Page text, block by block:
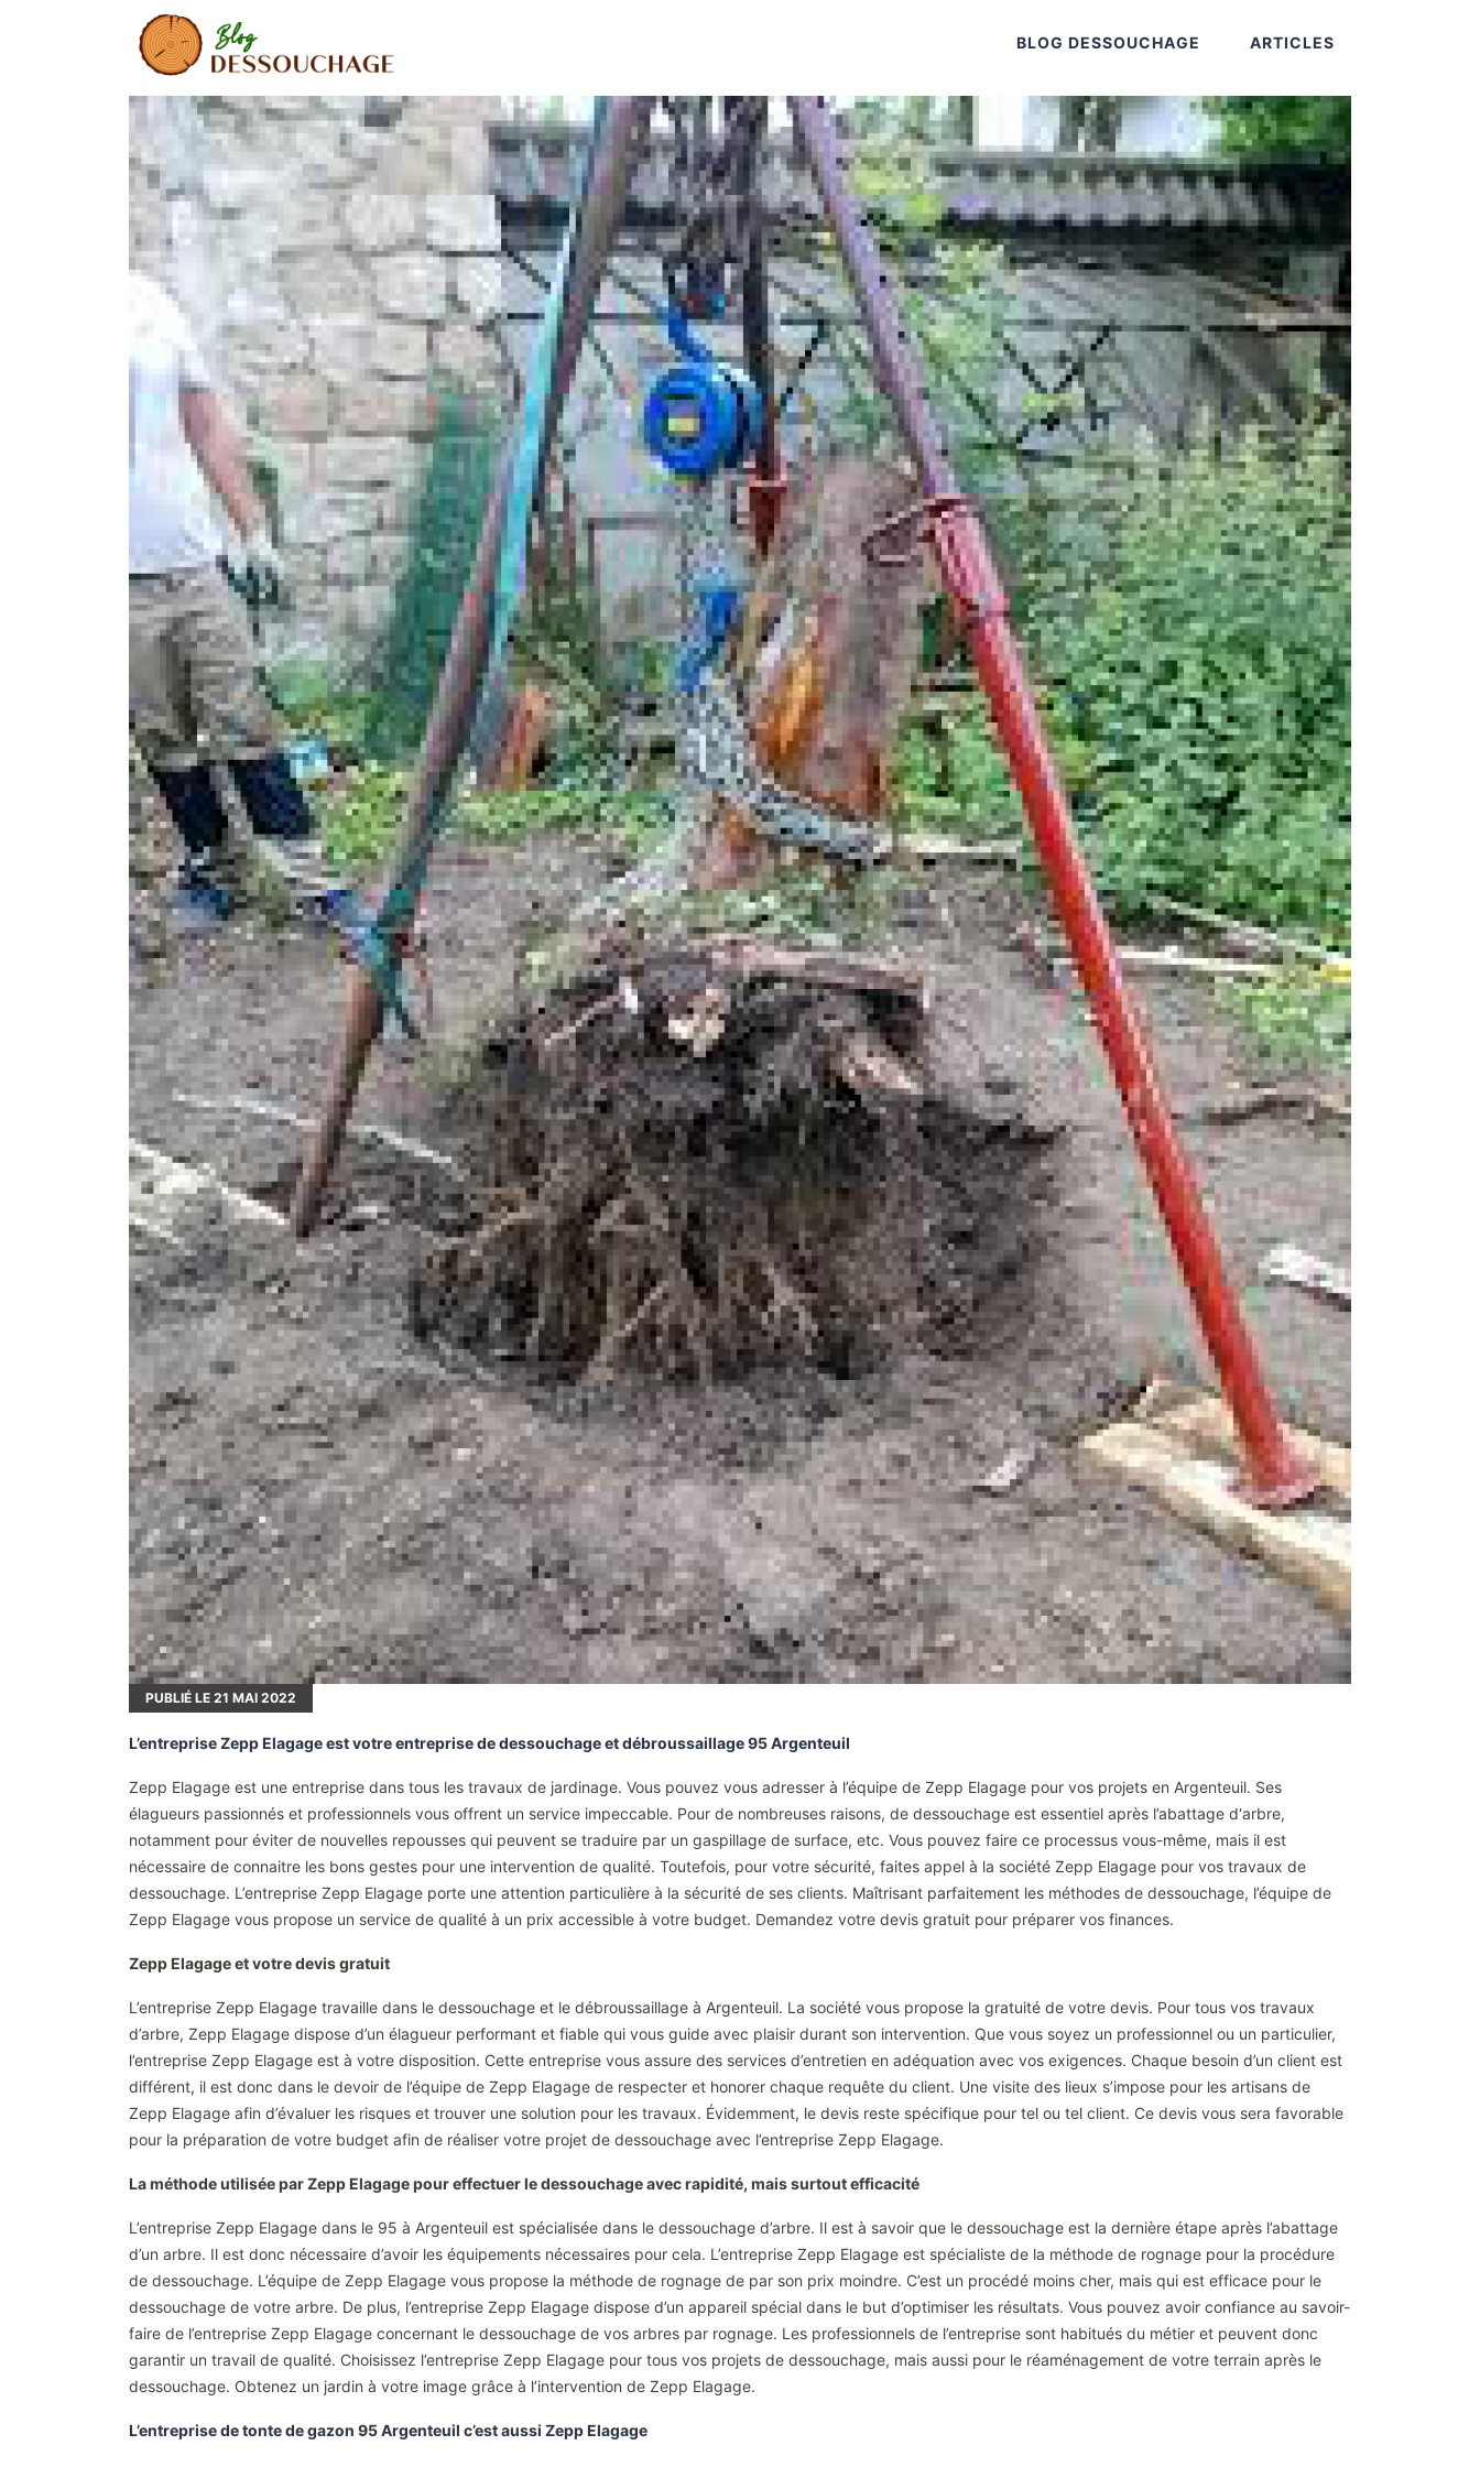
BLOG DESSOUCHAGE ARTICLES
PUBLIÉ LE 21 MAI 2022
L’entreprise Zepp Elagage est votre entreprise de dessouchage et débroussaillage 95 Argenteuil
Zepp Elagage est une entreprise dans tous les travaux de jardinage. Vous pouvez vous adresser à l’équipe de Zepp Elagage pour vos projets en Argenteuil. Ses
élagueurs passionnés et professionnels vous offrent un service impeccable. Pour de nombreuses raisons, de dessouchage est essentiel après l’abattage d‘arbre,
notamment pour éviter de nouvelles repousses qui peuvent se traduire par un gaspillage de surface, etc. Vous pouvez faire ce processus vous-même, mais il est
nécessaire de connaitre les bons gestes pour une intervention de qualité. Toutefois, pour votre sécurité, faites appel à la société Zepp Elagage pour vos travaux de
dessouchage. L’entreprise Zepp Elagage porte une attention particulière à la sécurité de ses clients. Maîtrisant parfaitement les méthodes de dessouchage, l’équipe de
Zepp Elagage vous propose un service de qualité à un prix accessible à votre budget. Demandez votre devis gratuit pour préparer vos finances.
Zepp Elagage et votre devis gratuit
L’entreprise Zepp Elagage travaille dans le dessouchage et le débroussaillage à Argenteuil. La société vous propose la gratuité de votre devis. Pour tous vos travaux
d’arbre, Zepp Elagage dispose d’un élagueur performant et fiable qui vous guide avec plaisir durant son intervention. Que vous soyez un professionnel ou un particulier,
l’entreprise Zepp Elagage est à votre disposition. Cette entreprise vous assure des services d’entretien en adéquation avec vos exigences. Chaque besoin d’un client est
différent, il est donc dans le devoir de l’équipe de Zepp Elagage de respecter et honorer chaque requête du client. Une visite des lieux s’impose pour les artisans de
Zepp Elagage afin d’évaluer les risques et trouver une solution pour les travaux. Évidemment, le devis reste spécifique pour tel ou tel client. Ce devis vous sera favorable
pour la préparation de votre budget afin de réaliser votre projet de dessouchage avec l’entreprise Zepp Elagage.
La méthode utilisée par Zepp Elagage pour effectuer le dessouchage avec rapidité, mais surtout efficacité
L’entreprise Zepp Elagage dans le 95 à Argenteuil est spécialisée dans le dessouchage d’arbre. Il est à savoir que le dessouchage est la dernière étape après l’abattage
d’un arbre. Il est donc nécessaire d’avoir les équipements nécessaires pour cela. L’entreprise Zepp Elagage est spécialiste de la méthode de rognage pour la procédure
de dessouchage. L’équipe de Zepp Elagage vous propose la méthode de rognage de par son prix moindre. C’est un procédé moins cher, mais qui est efficace pour le
dessouchage de votre arbre. De plus, l’entreprise Zepp Elagage dispose d’un appareil spécial dans le but d’optimiser les résultats. Vous pouvez avoir confiance au savoir-
faire de l’entreprise Zepp Elagage concernant le dessouchage de vos arbres par rognage. Les professionnels de l’entreprise sont habitués du métier et peuvent donc
garantir un travail de qualité. Choisissez l’entreprise Zepp Elagage pour tous vos projets de dessouchage, mais aussi pour le réaménagement de votre terrain après le
dessouchage. Obtenez un jardin à votre image grâce à l’intervention de Zepp Elagage.
L’entreprise de tonte de gazon 95 Argenteuil c’est aussi Zepp Elagage